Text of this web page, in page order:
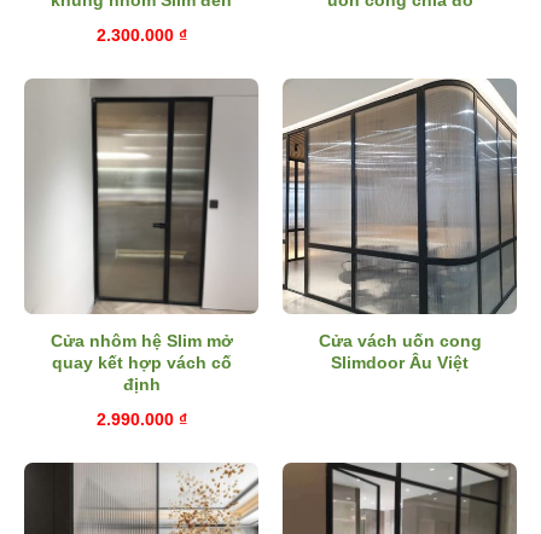
2.300.000 ₫
Cửa nhôm hệ Slim mở
quay kết hợp vách cố
định
2.990.000 ₫
Cửa vách uốn cong
Slimdoor Âu Việt